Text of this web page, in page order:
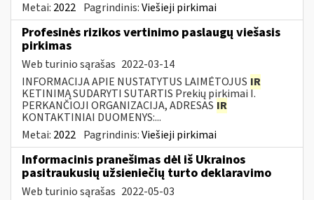
Metai: 2022 Pagrindinis:Viešieji pirkimai
Profesinės rizikos vertinimo paslaugų viešasis
pirkimas
Web turinio sąrašas 2022-03-14
INFORMACIJA APIE NUSTATYTUS LAIMĖTOJUS IR
KETINIMĄ SUDARYTI SUTARTIS Prekių pirkimai I.
PERKANČIOJI ORGANIZACIJA, ADRESAS IR
KONTAKTINIAI DUOMENYS:...
Metai: 2022 Pagrindinis:Viešieji pirkimai
Informacinis pranešimas dėl iš Ukrainos
pasitraukusių užsieniečių turto deklaravimo
Web turinio sąrašas 2022-05-03